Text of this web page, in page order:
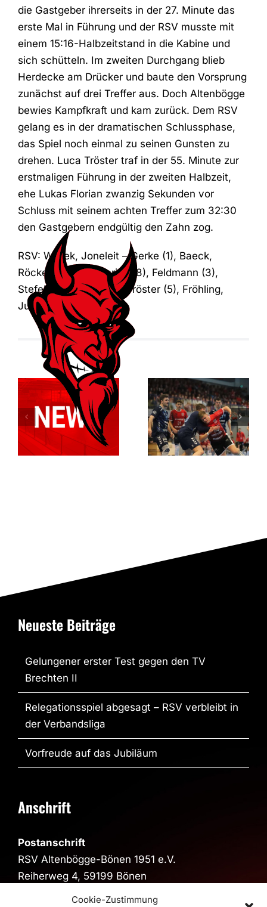
Cookie-Zustimmung
die Gastgeber ihrerseits in der 27. Minute das
erste Mal in Führung und der RSV musste mit
einem 15:16-Halbzeitstand in die Kabine und
sich schütteln. Im zweiten Durchgang blieb
Herdecke am Drücker und baute den Vorsprung
zunächst auf drei Treffer aus. Doch Altenbögge
bewies Kampfkraft und kam zurück. Dem RSV
gelang es in der dramatischen Schlussphase,
das Spiel noch einmal zu seinen Gunsten zu
drehen. Luca Tröster traf in der 55. Minute zur
erstmaligen Führung in der zweiten Halbzeit,
ehe Lukas Florian zwanzig Sekunden vor
Schluss mit seinem achten Treffer zum 32:30
den Gastgebern endgültig den Zahn zog.
RSV: Wollek, Joneleit – Gerke (1), Baeck,
Röckenhaus (1), Florian (8), Feldmann (3),
Stefek (6), Weigel (8), Tröster (5), Fröhling,
Jungemann
Relegationsspiel
abgesagt –
RSV verbleibt
in der
Verbandsliga
Dortmund
entreißt dem
RSV
Altenbögge
die
Neueste Beiträge
Gelungener erster Test gegen den TV
Brechten II
Relegationsspiel abgesagt – RSV verbleibt in
der Verbandsliga
Vorfreude auf das Jubiläum
Anschrift
Postanschrift
RSV Altenbögge-Bönen 1951 e.V.
Reiherweg 4, 59199 Bönen